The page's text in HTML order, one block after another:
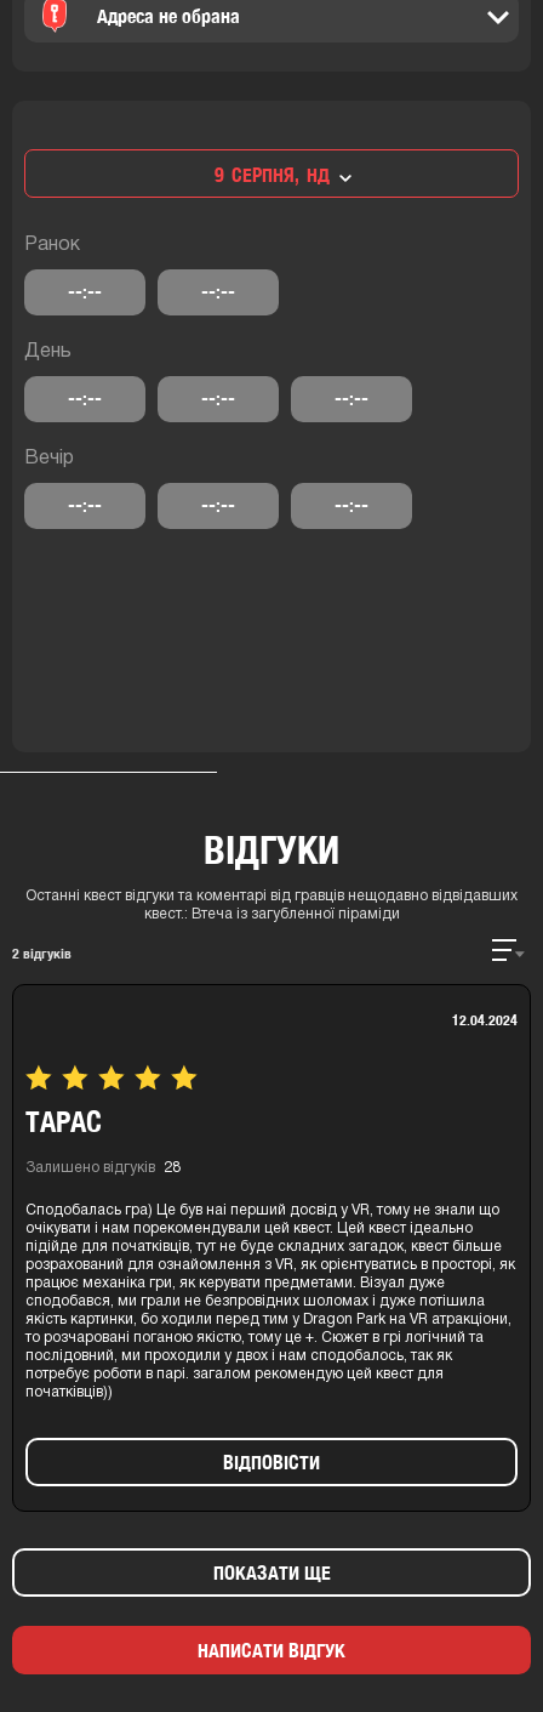
9 СЕРПНЯ, НД
Ранок
--:-- --:--
День
--:-- --:-- --:--
Вечір
--:-- --:-- --:--
ВІДГУКИ
Останні квест відгуки та коментарі від гравців нещодавно відвідавших
квест.: Втеча із загубленної піраміди
2 відгуків
ТАРАС
Залишено відгуків 28
12.04.2024
Сподобалась гра) Це був наi перший досвід у VR, тому не знали що
очікувати і нам порекомендували цей квест. Цей квест ідеально
підійде для початківців, тут не буде складних загадок, квест більше
розрахований для ознайомлення з VR, як орієнтуватись в просторі, як
працює механіка гри, як керувати предметами. Візуал дуже
сподобався, ми грали не безпровідних шоломах і дуже потішила
якість картинки, бо ходили перед тим у Dragon Park на VR атракціони,
то розчаровані поганою якістю, тому це +. Сюжет в грі логічний та
послідовний, ми проходили у двох і нам сподобалось, так як
потребує роботи в парі. загалом рекомендую цей квест для
початківців))
ВIДПОВIСТИ
ПОКАЗАТИ ЩЕ
НАПИСАТИ ВІДГУК